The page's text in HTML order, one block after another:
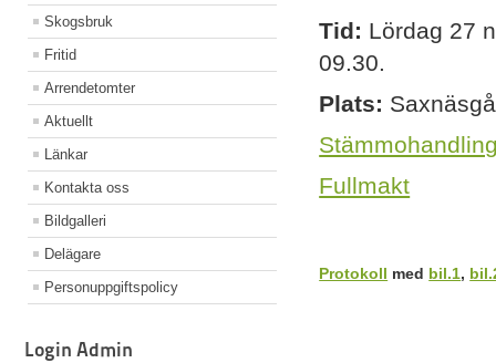
Skogsbruk
Fritid
Arrendetomter
Aktuellt
Länkar
Kontakta oss
Bildgalleri
Delägare
Personuppgiftspolicy
Login Admin
Tid: Lördag 27
09.30.
Plats:
Fullmakt
Protokoll med bil.1,